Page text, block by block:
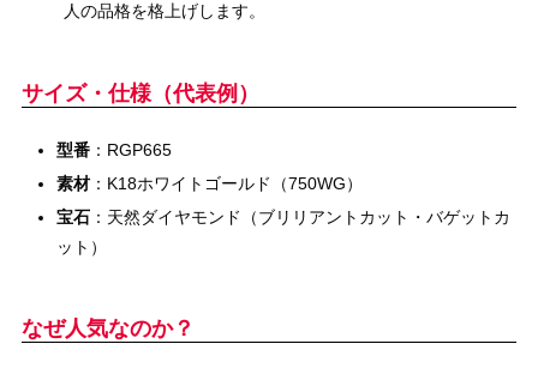
人の品格を格上げします。
サイズ・仕様（代表例）
型番 ：RGP665
素材：K18ホワイトゴールド（750WG）
宝石 ：天然ダイヤモンド（ブリリアントカット・バゲットカ
ット）
なぜ人気なのか？